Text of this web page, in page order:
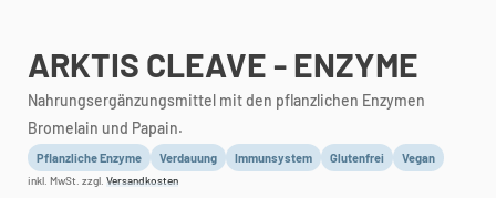
ARKTIS CLEAVE - ENZYME
Nahrungsergänzungsmittel mit den pflanzlichen Enzymen
Bromelain und Papain.
Pflanzliche Enzyme Verdauung Immunsystem Glutenfrei Vegan
inkl. MwSt. zzgl. Versandkosten